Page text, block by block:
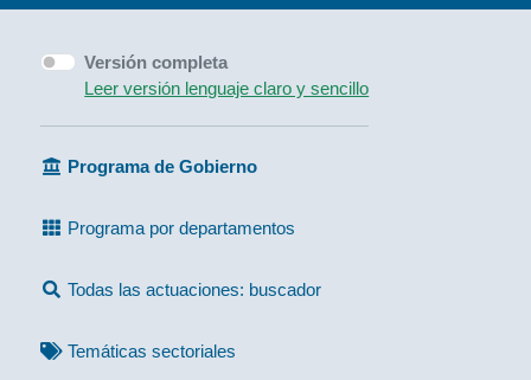
Versión completa
Leer versión lenguaje claro y sencillo
Programa de Gobierno
Programa por departamentos
Todas las actuaciones: buscador
Temáticas sectoriales